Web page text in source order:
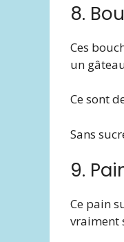
8.
Ces
un
Ce sont
Sans
9.
Ce pain
vraiment